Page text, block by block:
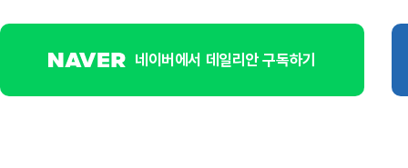
네이버에서 데일리안 구독하기